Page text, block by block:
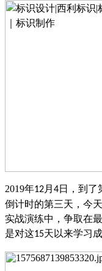
2019年12月 4日，到了
倒计时的第三天，今
实战演练中，争取在
是对这15天以来学习